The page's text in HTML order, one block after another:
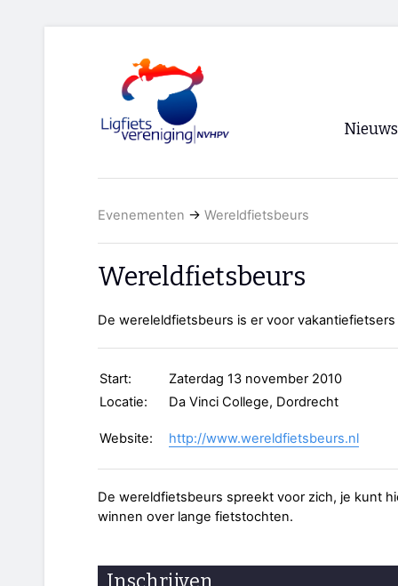
Nieuws
Evenementen → Wereldfietsbeurs
Wereldfietsbeurs
De wereleldfietsbeurs is er voor
Start:
Zaterdag 13 november 2010
Locatie:
Da Vinci College, Dordrecht
Website: http://www.wereldfietsbeurs.nl
De wereldfietsbeurs spreekt voor zich, je kunt
winnen over lange fietstochten.